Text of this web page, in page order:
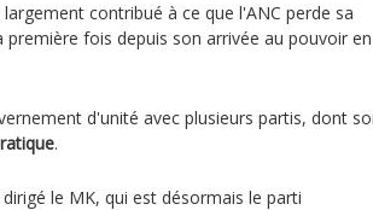
contribué à ce que l'ANC perde sa
fois depuis son arrivée au pouvoir en
d'unité avec plusieurs partis, dont
.
le MK, qui est désormais le parti